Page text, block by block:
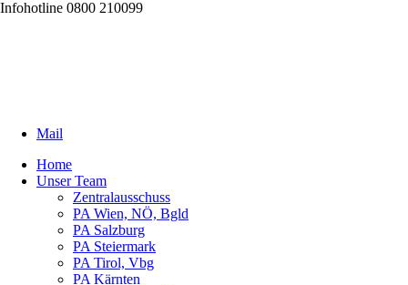
Infohotline 0800 210099
Mail
Home
Unser Team
Zentralausschuss
PA Wien, NÖ, Bgld
PA Salzburg
PA Steiermark
PA Tirol, Vbg
PA Kärnten